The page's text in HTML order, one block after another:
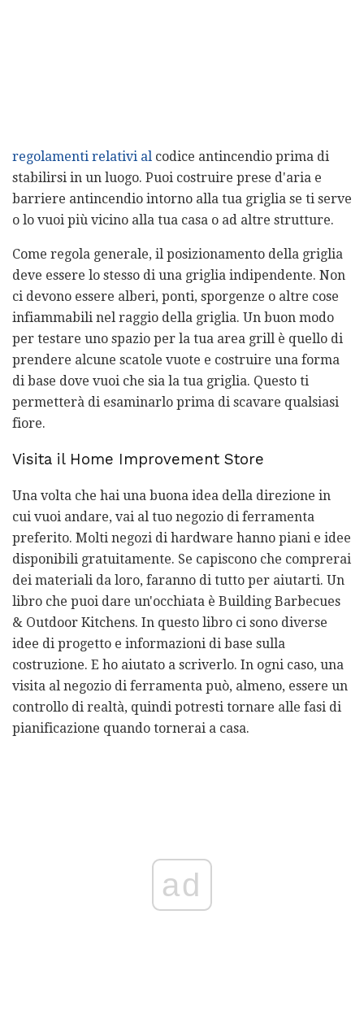
regolamenti relativi al codice antincendio prima di
stabilirsi in un luogo. Puoi costruire prese d'aria e
barriere antincendio intorno alla tua griglia se ti serve
o lo vuoi più vicino alla tua casa o ad altre strutture.
Come regola generale, il posizionamento della griglia
deve essere lo stesso di una griglia indipendente. Non
ci devono essere alberi, ponti, sporgenze o altre cose
infiammabili nel raggio della griglia. Un buon modo
per testare uno spazio per la tua area grill è quello di
prendere alcune scatole vuote e costruire una forma
di base dove vuoi che sia la tua griglia. Questo ti
permetterà di esaminarlo prima di scavare qualsiasi
fiore.
Visita il Home Improvement Store
Una volta che hai una buona idea della direzione in
cui vuoi andare, vai al tuo negozio di ferramenta
preferito. Molti negozi di hardware hanno piani e idee
disponibili gratuitamente. Se capiscono che comprerai
dei materiali da loro, faranno di tutto per aiutarti. Un
libro che puoi dare un'occhiata è Building Barbecues
& Outdoor Kitchens. In questo libro ci sono diverse
idee di progetto e informazioni di base sulla
costruzione. E ho aiutato a scriverlo. In ogni caso, una
visita al negozio di ferramenta può, almeno, essere un
controllo di realtà, quindi potresti tornare alle fasi di
pianificazione quando tornerai a casa.
ad